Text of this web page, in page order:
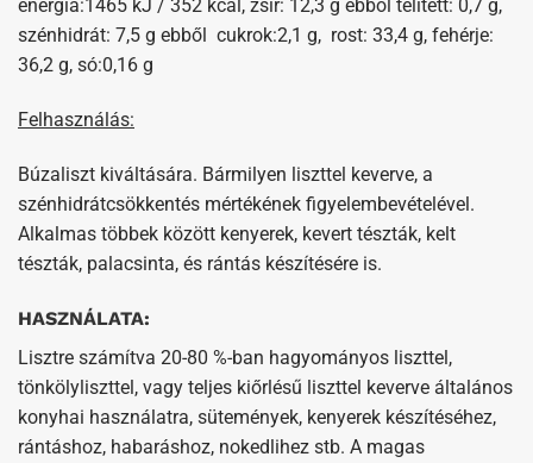
energia:1465 kJ / 352 kcal, zsír: 12,3 g ebből telített: 0,7 g,
szénhidrát: 7,5 g ebből cukrok:2,1 g, rost: 33,4 g, fehérje:
36,2 g, só:0,16 g
Felhasználás:
Búzaliszt kiváltására. Bármilyen liszttel keverve, a
szénhidrátcsökkentés mértékének figyelembevételével.
Alkalmas többek között kenyerek, kevert tészták, kelt
tészták, palacsinta, és rántás készítésére is.
HASZNÁLATA:
Lisztre számítva 20-80 %-ban hagyományos liszttel,
tönkölyliszttel, vagy teljes kiőrlésű liszttel keverve általános
konyhai használatra, sütemények, kenyerek készítéséhez,
rántáshoz, habaráshoz, nokedlihez stb. A magas